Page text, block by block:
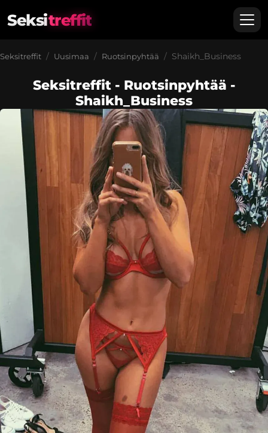
Seksitreffit
Seksitreffit Uusimaa Ruotsinpyhtää Shaikh_Business
Seksitreffit - Ruotsinpyhtää -
Shaikh_Business